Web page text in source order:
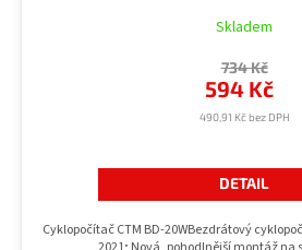
Skladem
490,91 Kč bez DPH
594 Kč
734 Kč
DETAIL
Cyklopočítač CTM BD-20WBezdrátový